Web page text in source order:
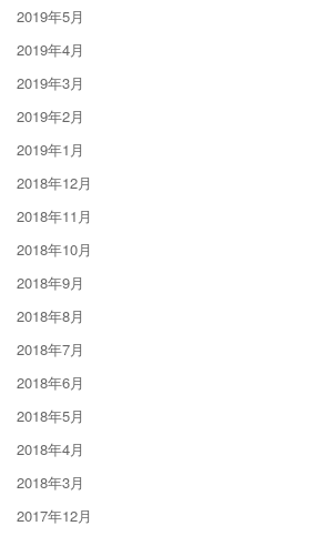
2019年5月
2019年4月
2019年3月
2019年2月
2019年1月
2018年12月
2018年11月
2018年10月
2018年9月
2018年8月
2018年7月
2018年6月
2018年5月
2018年4月
2018年3月
2017年12月